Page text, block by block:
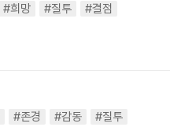
#희망 #질투
#결점
#존경 #감동
#질투